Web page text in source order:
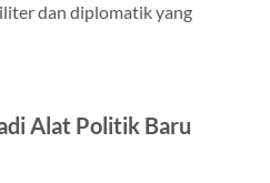
dan diplomatik yang
Alat Politik Baru